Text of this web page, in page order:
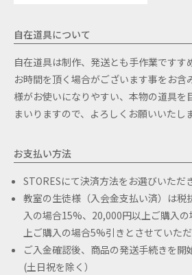
自在道具について
自在道具は制作、発送とも手作業ですす
お時間を頂く場合がございます事をお含
様がお使いになりやすい、本物の道具を
まいりますので、よろしくお願いいたしま
お支払い方法
STORESにて決済方法をお選びいただ
教室の生徒様（入会金支払い済）は税
入の場合15%、20,000円以上ご購入
上ご購入の場合5%引きとさせていただ
ご入金確認後、商品の発送手続きを開
(土日祝を除く）